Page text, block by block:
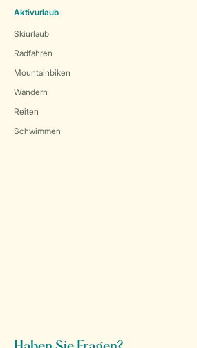
Aktivurlaub
Skiurlaub
Radfahren
Mountainbiken
Wandern
Reiten
Schwimmen